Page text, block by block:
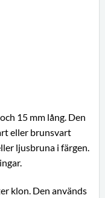
15 mm lång. Den
eller brunsvart
ljusbruna i färgen.
klon. Den används